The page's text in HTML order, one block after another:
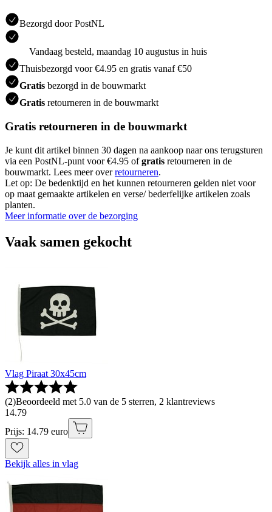
Bezorgd door PostNL
Vandaag besteld, maandag 10 augustus in huis
Thuisbezorgd voor €4.95 en gratis vanaf €50
Gratis bezorgd in de bouwmarkt
Gratis retourneren in de bouwmarkt
Gratis retourneren in de bouwmarkt
Je kunt dit artikel binnen 30 dagen na aankoop naar ons terugsturen
via een PostNL-punt voor €4.95 ofgratis retourneren in de
bouwmarkt. Lees meer overretourneren.
Let op: De bedenktijd en het kunnen retourneren gelden niet voor
op maat gemaakte artikelen en verse/ bederfelijke artikelen zoals
planten.
Meer informatie over de bezorging
Vaak samen gekocht
Vlag Piraat 30x45cm
(2)Beoordeeld met 5.0 van de 5 sterren, 2 klantreviews
14.79
Prijs: 14.79 euro
Bekijk alles in vlag